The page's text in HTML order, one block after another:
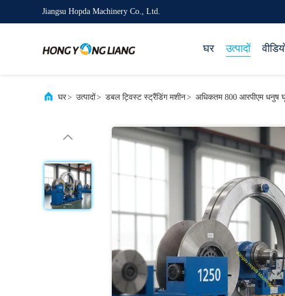
Jiangsu Hopda Machinery Co., Ltd.
घर उत्पादों
घर> उत्पादों> डबल ट्विस्ट स्ट्रैंडिंग मशीन> अधिकतम 800 आरपीएम धनुष